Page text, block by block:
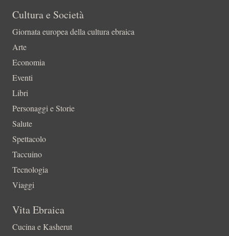
Cultura e Società
Giornata europea della cultura ebraica
Arte
Economia
Eventi
Libri
Personaggi e Storie
Salute
Spettacolo
Taccuino
Tecnologia
Viaggi
Vita Ebraica
Cucina e Kasherut